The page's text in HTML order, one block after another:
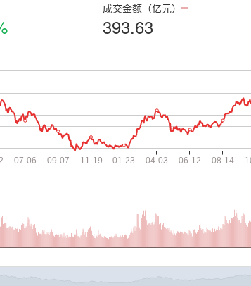
成交金额（亿元）
393.63